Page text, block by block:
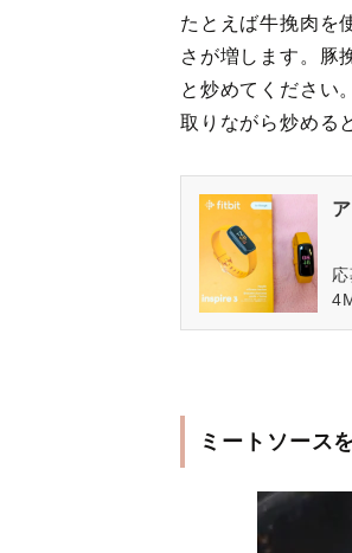
たとえば牛挽肉を
さが増します。豚
と炒めてください
取りながら炒める
ミートソース